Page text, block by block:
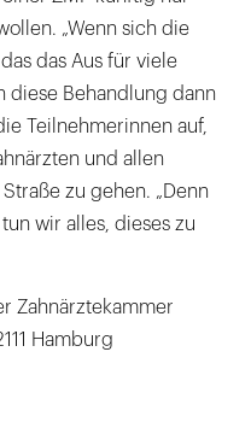
„Wenn sich die
das Aus für viele
diese Behandlung dann
Teilnehmerinnen auf,
und allen
zu gehen. „Denn
wir alles, dieses zu
Zahnärztekammer
Hamburg